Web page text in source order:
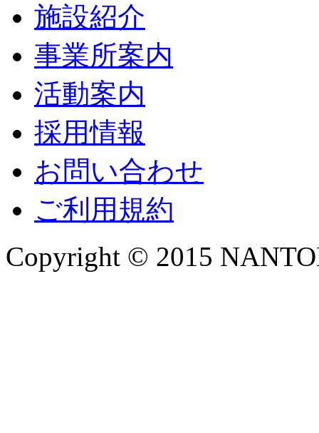
施設紹介
事業所案内
活動案内
採用情報
お問い合わせ
ご利用規約
Copyright © 2015